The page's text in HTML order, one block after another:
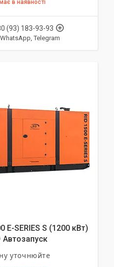
в наявності
(93) 183-93-93
Telegram
E-SERIES S (1200 кВт)
Автозапуск
уточнюйте